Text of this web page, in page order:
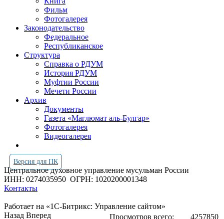
Фильм
Фотогалерея
Законодательство
Федеральное
Республиканское
Структура
Справка о РДУМ
История РДУМ
Муфтии России
Мечети России
Архив
Документы
Газета «Маглюмат аль-Булгар»
Фотогалерея
Видеогалерея
Версия для ПК
Центральное духовное управление мусульман России
ИНН: 0274035950 ОГРН: 1020200001348
Контакты
Работает на «1С-Битрикс: Управление сайтом»
Просмотров всего:
4257850
Назад Вперед